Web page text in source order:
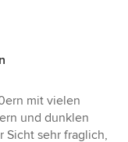
mit vielen
und dunklen
Sicht sehr fraglich,